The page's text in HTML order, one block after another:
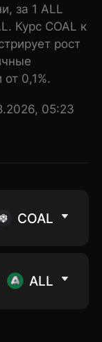
за 1 ALL
Курс COAL к
рост
0,1%.
05:23
COAL
ALL